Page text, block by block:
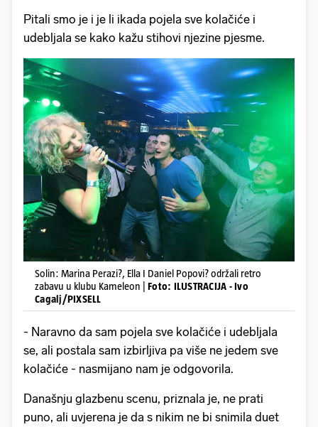
Pitali smo je i je li ikada pojela sve kolačiće i
udebljala se kako kažu stihovi njezine pjesme.
Solin: Marina Perazi?, Ella I Daniel Popovi? održali retro
zabavu u klubu Kameleon | Foto: ILUSTRACIJA - Ivo
Cagalj/PIXSELL
- Naravno da sam pojela sve kolačiće i udebljala
se, ali postala sam izbirljiva pa više ne jedem sve
kolačiće - nasmijano nam je odgovorila.
Današnju glazbenu scenu, priznala je, ne prati
puno, ali uvjerena je da s nikim ne bi snimila duet